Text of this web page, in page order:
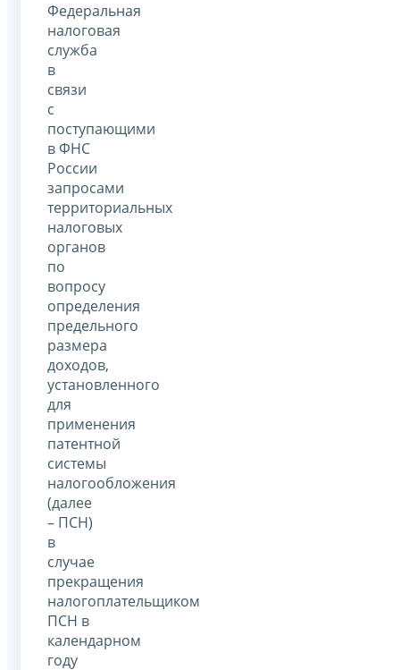
Федеральная
налоговая
служба
в
связи
с
поступающими
в ФНС
России
запросами
территориальных
налоговых
органов
по
вопросу
определения
предельного
размера
доходов,
установленного
для
применения
патентной
системы
налогообложения
(далее
– ПСН)
в
случае
прекращения
налогоплательщиком
ПСН в
календарном
году